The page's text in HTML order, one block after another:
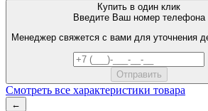
Купить в один клик
Введите Ваш номер телефона
Менеджер свяжется с вами для уточнения
Смотреть все характеристики товара
←